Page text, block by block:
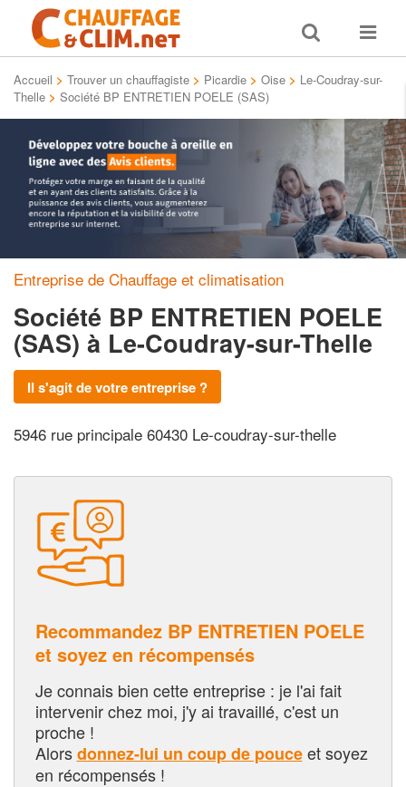
Toggle
search
Toggle
Accueil > Trouver un chauffagiste > Picardie > Oise > Le-Coudray-sur-
Thelle > Société BP ENTRETIEN POELE (SAS)
Entreprise de Chauffage et climatisation
Société BP ENTRETIEN POELE
(SAS) à Le-Coudray-sur-Thelle
Il s'agit de votre entreprise ?
5946 rue principale 60430 Le-coudray-sur-thelle
Recommandez BP ENTRETIEN POELE
et soyez en récompensés
Je connais bien cette entreprise : je l'ai fait
intervenir chez moi, j'y ai travaillé, c'est un
proche !
Alorsdonnez-lui un coup de pouceet soyez
en récompensés !